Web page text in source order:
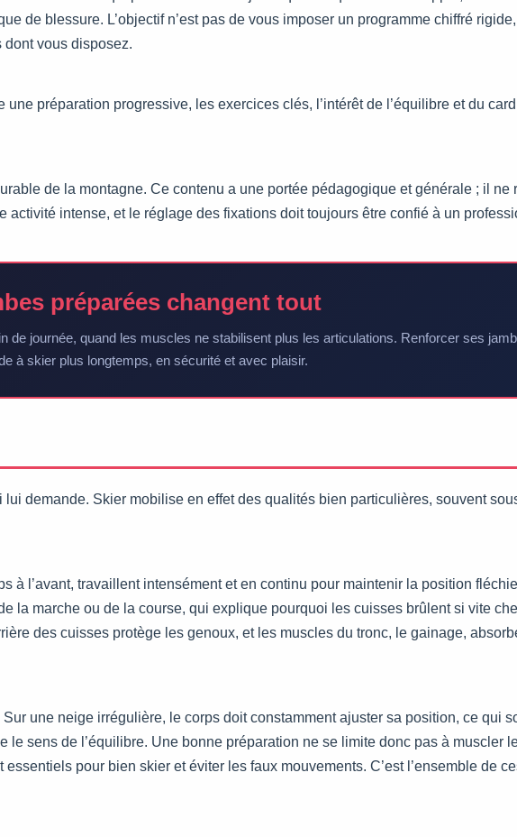
de blessure. L’objectif n’est pas de vous imposer un programme chiffré
dont vous disposez.
préparation progressive, les exercices clés, l’intérêt de l’équilibre et du
de la montagne. Ce contenu a une portée pédagogique et générale ; il ne
activité intense, et le réglage des fixations doit toujours être confié à un
préparées changent tout
de journée, quand les muscles ne stabilisent plus les articulations. Renforcer ses
à skier plus longtemps, en sécurité et avec plaisir.
demande. Skier mobilise en effet des qualités bien particulières, souvent
à l’avant, travaillent intensément et en continu pour maintenir la position
la marche ou de la course, qui explique pourquoi les cuisses brûlent si vite
des cuisses protège les genoux, et les muscles du tronc, le gainage,
une neige irrégulière, le corps doit constamment ajuster sa position, ce qui
sens de l’équilibre. Une bonne préparation ne se limite donc pas à muscler
pour bien skier et éviter les faux mouvements. C’est l’ensemble de